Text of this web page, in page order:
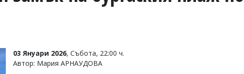
03 Януари 2026, Събота, 22:00 ч.
Автор: Мария АРНАУДОВА